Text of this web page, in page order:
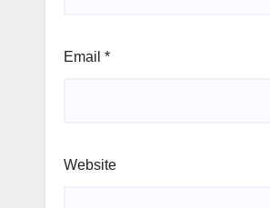
Email *
Website